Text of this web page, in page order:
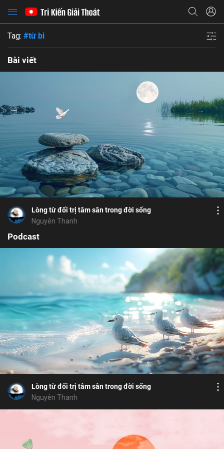
Tag: #từ bi
Bài viết
tỉnh thức Cấp Cô Độc tâm sân sân
7 6
Lòng từ đối trị tâm sân trong đời sống
Nguyên Thanh
Bỏ chọn
Bỏ chọn
Bình luận
Lưu
Chia sẻ
Podcast
đạo đức làm người tỉnh thức từ tâm
6 6
Lòng từ đối trị tâm sân trong đời sống
Nguyên Thanh
Bỏ chọn
Cảm hứng
Bỏ chọn
Bình luận
Lưu
Chia sẻ
Bỏ chọn
Họ và tên
Địa chỉ email